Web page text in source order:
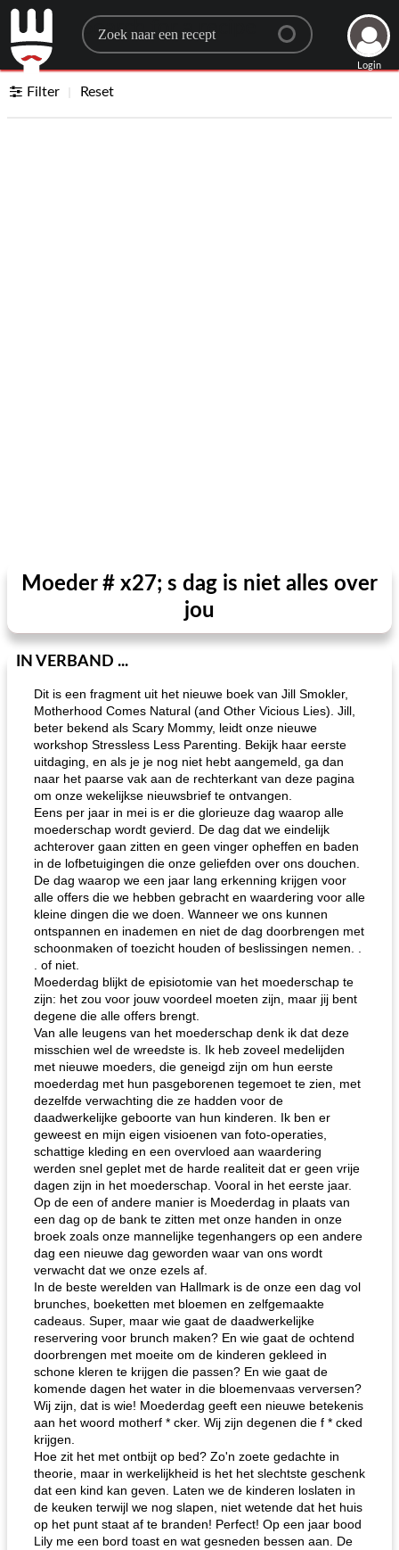
Search for a recipe
Login
Filter Reset
Moeder # x27; s dag is niet alles over
jou
IN VERBAND ...
Dit is een fragment uit het nieuwe boek van Jill Smokler,
Motherhood Comes Natural (and Other Vicious Lies). Jill,
beter bekend als Scary Mommy, leidt onze nieuwe
workshop Stressless Less Parenting. Bekijk haar eerste
uitdaging, en als je je nog niet hebt aangemeld, ga dan
naar het paarse vak aan de rechterkant van deze pagina
om onze wekelijkse nieuwsbrief te ontvangen.
Eens per jaar in mei is er die glorieuze dag waarop alle
moederschap wordt gevierd. De dag dat we eindelijk
achterover gaan zitten en geen vinger opheffen en baden
in de lofbetuigingen die onze geliefden over ons douchen.
De dag waarop we een jaar lang erkenning krijgen voor
alle offers die we hebben gebracht en waardering voor alle
kleine dingen die we doen. Wanneer we ons kunnen
ontspannen en inademen en niet de dag doorbrengen met
schoonmaken of toezicht houden of beslissingen nemen. .
. of niet.
Moederdag blijkt de episiotomie van het moederschap te
zijn: het zou voor jouw voordeel moeten zijn, maar jij bent
degene die alle offers brengt.
Van alle leugens van het moederschap denk ik dat deze
misschien wel de wreedste is. Ik heb zoveel medelijden
met nieuwe moeders, die geneigd zijn om hun eerste
moederdag met hun pasgeborenen tegemoet te zien, met
dezelfde verwachting die ze hadden voor de
daadwerkelijke geboorte van hun kinderen. Ik ben er
geweest en mijn eigen visioenen van foto-operaties,
schattige kleding en een overvloed aan waardering
werden snel geplet met de harde realiteit dat er geen vrije
dagen zijn in het moederschap. Vooral in het eerste jaar.
Op de een of andere manier is Moederdag in plaats van
een dag op de bank te zitten met onze handen in onze
broek zoals onze mannelijke tegenhangers op een andere
dag een nieuwe dag geworden waar van ons wordt
verwacht dat we onze ezels af.
In de beste werelden van Hallmark is de onze een dag vol
brunches, boeketten met bloemen en zelfgemaakte
cadeaus. Super, maar wie gaat de daadwerkelijke
reservering voor brunch maken? En wie gaat de ochtend
doorbrengen met moeite om de kinderen gekleed in
schone kleren te krijgen die passen? En wie gaat de
komende dagen het water in die bloemenvaas verversen?
Wij zijn, dat is wie! Moederdag geeft een nieuwe betekenis
aan het woord motherf * cker. Wij zijn degenen die f * cked
krijgen.
Hoe zit het met ontbijt op bed? Zo'n zoete gedachte in
theorie, maar in werkelijkheid is het het slechtste geschenk
dat een kind kan geven. Laten we de kinderen loslaten in
de keuken terwijl we nog slapen, niet wetende dat het huis
op het punt staat af te branden! Perfect! Op een jaar bood
Lily me een bord toast en wat gesneden bessen aan. De